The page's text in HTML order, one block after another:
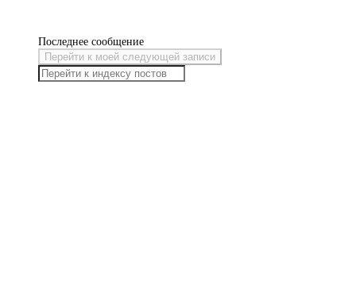
Последнее сообщение
Перейти к моей следующей записи